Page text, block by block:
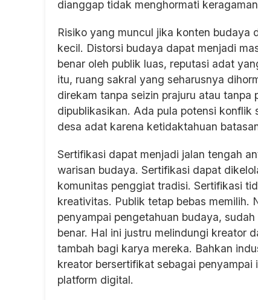
dianggap tidak menghormati
Risiko yang muncul jika konten budaya
kecil. Distorsi budaya dapat menjadi
benar oleh publik luas, reputasi adat
itu, ruang sakral yang seharusnya
direkam tanpa seizin prajuru atau
dipublikasikan. Ada pula potensi
desa adat karena ketidaktahuan
Sertifikasi dapat menjadi jalan tengah
warisan budaya. Sertifikasi dapat
komunitas penggiat tradisi. Sertifikasi
kreativitas. Publik tetap bebas memilih.
penyampai pengetahuan budaya,
benar. Hal ini justru melindungi kreator
tambah bagi karya mereka. Bahkan
kreator bersertifikat sebagai
platform digital.